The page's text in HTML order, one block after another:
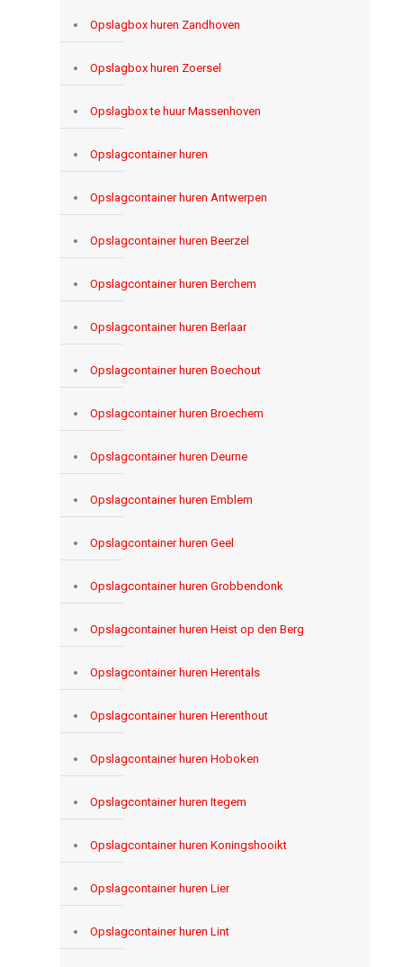
Opslagbox huren Zandhoven
Opslagbox huren Zoersel
Opslagbox te huur Massenhoven
Opslagcontainer huren
Opslagcontainer huren Antwerpen
Opslagcontainer huren Beerzel
Opslagcontainer huren Berchem
Opslagcontainer huren Berlaar
Opslagcontainer huren Boechout
Opslagcontainer huren Broechem
Opslagcontainer huren Deurne
Opslagcontainer huren Emblem
Opslagcontainer huren Geel
Opslagcontainer huren Grobbendonk
Opslagcontainer huren Heist op den Berg
Opslagcontainer huren Herentals
Opslagcontainer huren Herenthout
Opslagcontainer huren Hoboken
Opslagcontainer huren Itegem
Opslagcontainer huren Koningshooikt
Opslagcontainer huren Lier
Opslagcontainer huren Lint